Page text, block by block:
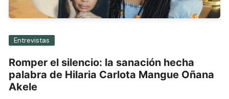
Entrevistas
Romper el silencio: la sanación hecha
palabra de Hilaria Carlota Mangue Oñana
Akele